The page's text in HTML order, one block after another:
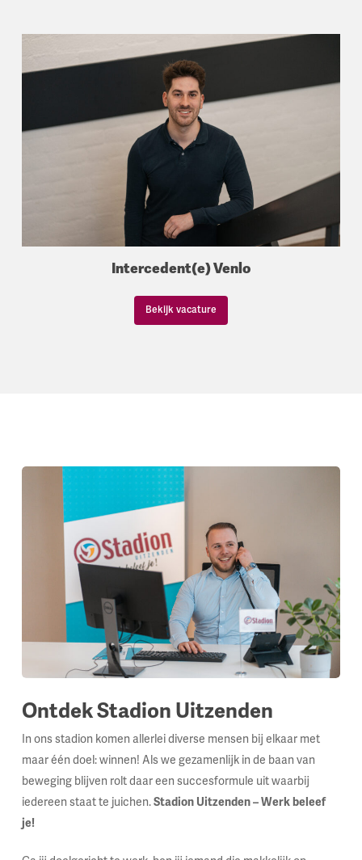
Intercedent(e) Venlo
Bekijk vacature
Ontdek Stadion Uitzenden
In ons stadion komen allerlei diverse mensen bij elkaar met
maar één doel: winnen! Als we gezamenlijk in de baan van
beweging blijven rolt daar een succesformule uit waarbij
iedereen staat te juichen.Stadion Uitzenden – Werk beleef
je!